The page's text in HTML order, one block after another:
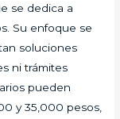
se dedica a
Su enfoque se
soluciones
ni trámites
pueden
y 35,000 pesos,